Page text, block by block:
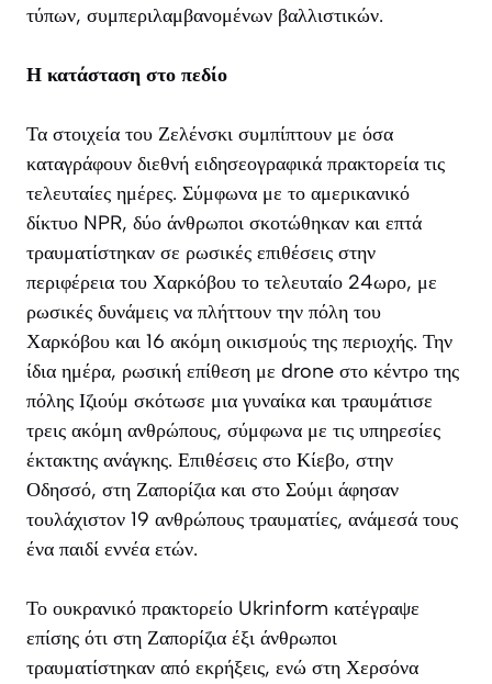
τύπων, συμπεριλαμβανομένων βαλλιστικών.
Η κατάσταση στο πεδίο
Τα στοιχεία του Ζελένσκι συμπίπτουν με όσα
καταγράφουν διεθνή ειδησεογραφικά πρακτορεία τις
τελευταίες ημέρες. Σύμφωνα με το αμερικανικό
δίκτυο NPR, δύο άνθρωποι σκοτώθηκαν και επτά
τραυματίστηκαν σε ρωσικές επιθέσεις στην
περιφέρεια του Χαρκόβου το τελευταίο 24ωρο, με
ρωσικές δυνάμεις να πλήττουν την πόλη του
Χαρκόβου και 16 ακόμη οικισμούς της περιοχής. Την
ίδια ημέρα, ρωσική επίθεση με drone στο κέντρο της
πόλης Ιζιούμ σκότωσε μια γυναίκα και τραυμάτισε
τρεις ακόμη ανθρώπους, σύμφωνα με τις υπηρεσίες
έκτακτης ανάγκης. Επιθέσεις στο Κίεβο, στην
Οδησσό, στη Ζαπορίζια και στο Σούμι άφησαν
τουλάχιστον 19 ανθρώπους τραυματίες, ανάμεσά τους
ένα παιδί εννέα ετών.
Το ουκρανικό πρακτορείο Ukrinform κατέγραψε
επίσης ότι στη Ζαπορίζια έξι άνθρωποι
τραυματίστηκαν από εκρήξεις, ενώ στη Χερσόνα